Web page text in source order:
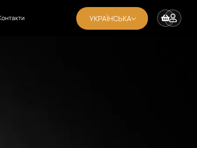
УКРАЇНСЬКА